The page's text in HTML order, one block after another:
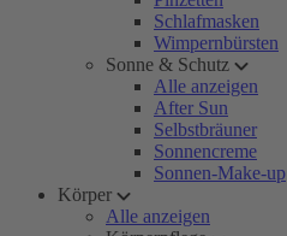
Schlafmasken
Wimpernbürsten
Sonne & Schutz
Alle anzeigen
After Sun
Selbstbräuner
Sonnencreme
Sonnen-Make-up
Körper
Alle anzeigen